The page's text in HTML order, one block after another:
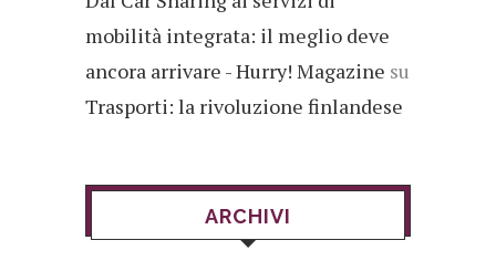
mobilità integrata: il meglio deve
ancora arrivare - Hurry! Magazine su
Trasporti: la rivoluzione finlandese
ARCHIVI